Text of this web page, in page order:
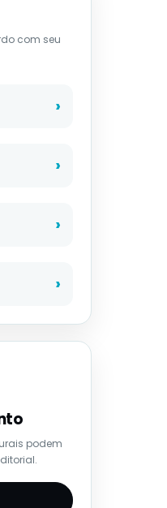
com seu
podem